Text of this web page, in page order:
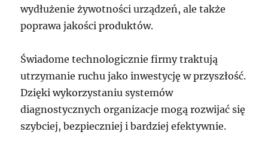
wydłużenie żywotności urządzeń, ale także
poprawa jakości produktów.
Świadome technologicznie firmy traktują
utrzymanie ruchu jako inwestycję w przyszłość.
Dzięki wykorzystaniu systemów
diagnostycznych organizacje mogą rozwijać się
szybciej, bezpieczniej i bardziej efektywnie.